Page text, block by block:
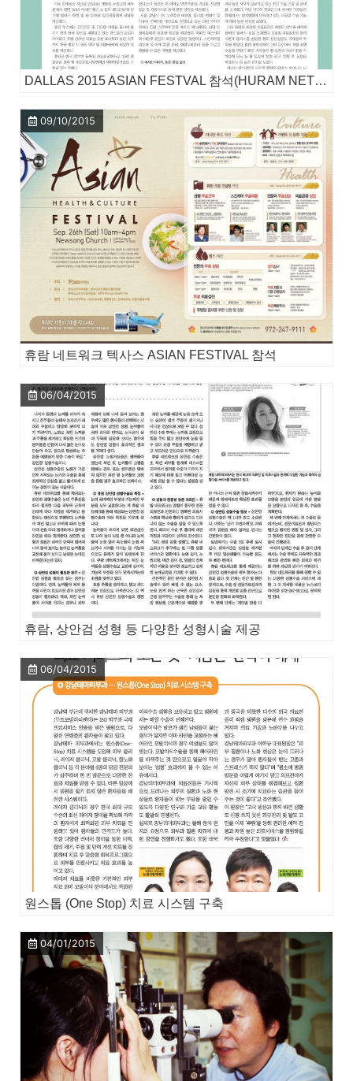
DALLAS 2015 ASIAN FESTVAL 참석(HURAM NETWORK)
09/10/2015
휴람 네트워크 텍사스 ASIAN FESTIVAL 참석
06/04/2015
휴람, 상안검 성형 등 다양한 성형시술 제공
06/04/2015
원스톱 (One Stop) 치료 시스템 구축
04/01/2015